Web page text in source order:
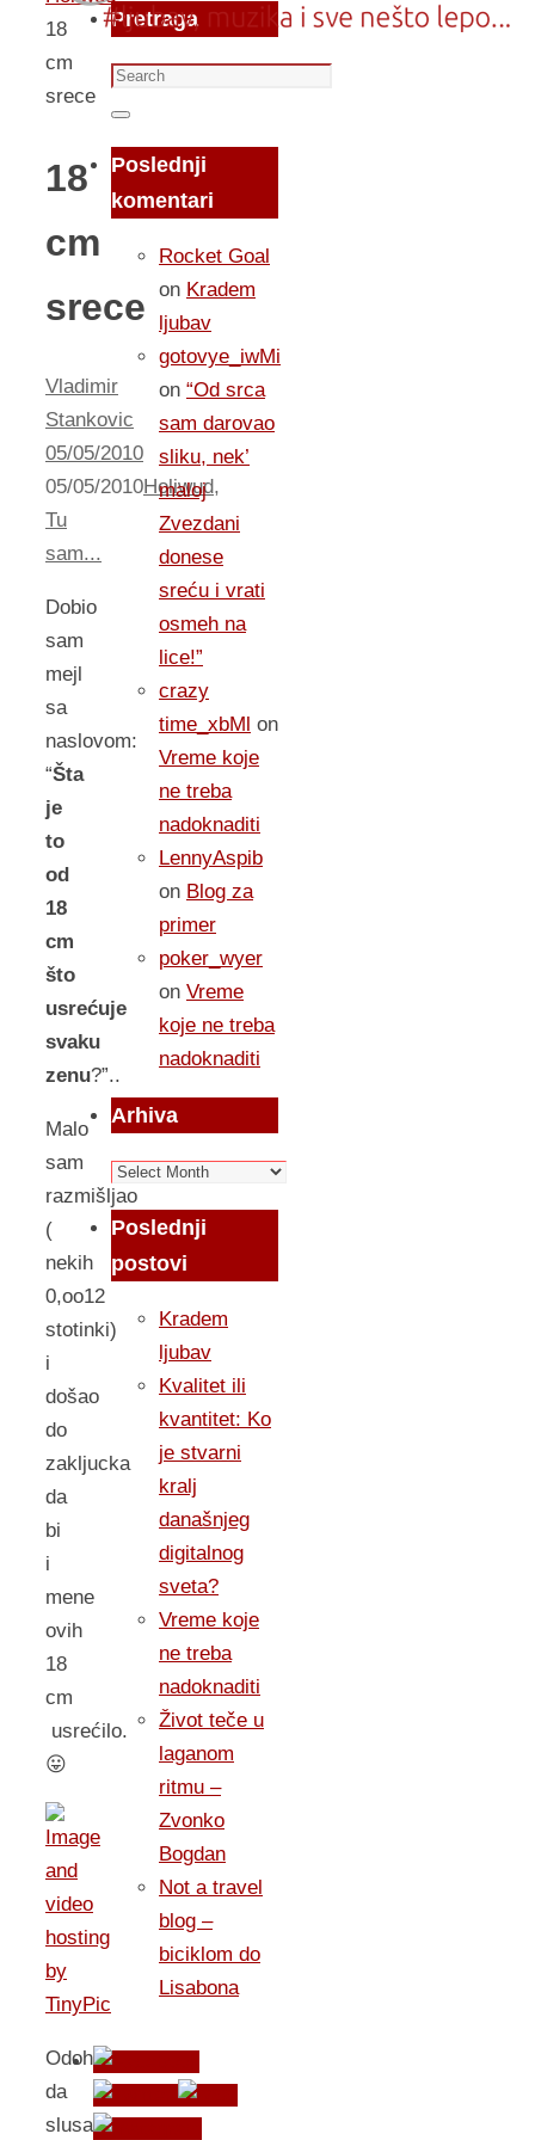
18
cm
srece
18
cm
srece
Vladimir
Stankovic
05/05/2010
05/05/2010Holiwud,
Tu
sam...
Dobio
sam
mejl
sa
naslovom:
“Šta
je
to
od
18
cm
što
usrećuje
svaku
zenu?”..
Malo
sam
razmišljao
(
nekih
0,oo12
stotinki)
i
došao
do
zakljucka
da
bi
i
mene
ovih
18
cm
usrećilo.
😛
Odoh
da
slusam
Pretraga
Search
for:
Search
Poslednji
komentari
Rocket Goal
on Kradem
ljubav
gotovye_iwMi
on “Od srca
sam darovao
sliku, nek’
maloj
Zvezdani
donese
sreću i vrati
osmeh na
lice!”
crazy
time_xbMl on
Vreme koje
ne treba
nadoknaditi
LennyAspib
on Blog za
primer
poker_wyer
on Vreme
koje ne treba
nadoknaditi
Arhiva
Arhiva
Poslednji
postovi
Kradem
ljubav
Kvalitet ili
kvantitet: Ko
je stvarni
kralj
današnjeg
digitalnog
sveta?
Vreme koje
ne treba
nadoknaditi
Život teče u
laganom
ritmu –
Zvonko
Bogdan
Not a travel
blog –
biciklom do
Lisabona